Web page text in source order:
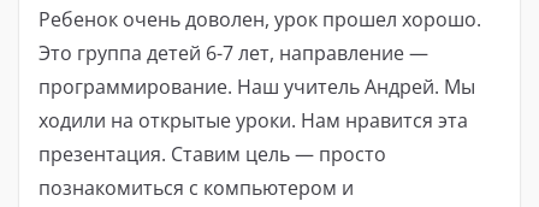
Ребенок очень доволен, урок прошел хорошо.
Это группа детей 6-7 лет, направление —
программирование. Наш учитель Андрей. Мы
ходили на открытые уроки. Нам нравится эта
презентация. Ставим цель — просто
познакомиться с компьютером и